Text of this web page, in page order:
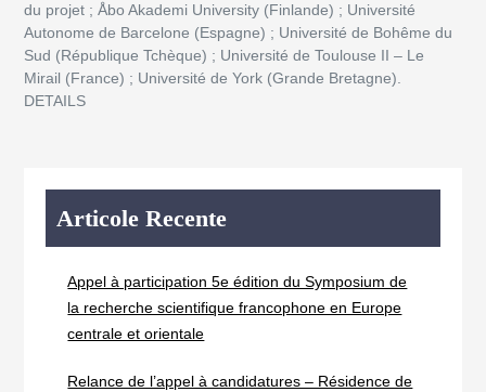
du projet ; Åbo Akademi University (Finlande) ; Université
Autonome de Barcelone (Espagne) ; Université de Bohême du
Sud (République Tchèque) ; Université de Toulouse II – Le
Mirail (France) ; Université de York (Grande Bretagne).
DETAILS
Articole Recente
Appel à participation 5e édition du Symposium de
la recherche scientifique francophone en Europe
centrale et orientale
Relance de l’appel à candidatures – Résidence de